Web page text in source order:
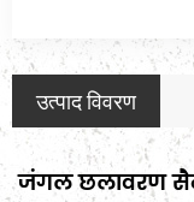
उत्पाद विवरण
जंगल छलावरण